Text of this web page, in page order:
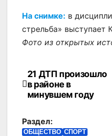
На снимке: в
стрельба» выступает
Фото из открытых
Навигация
по
записям
21 ДТП произошло
в районе в
минувшем году
Раздел:
ОБЩЕСТВО СПОРТ